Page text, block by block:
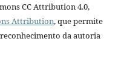
CC Attribution 4.0,
Attribution, que permite
da autoria